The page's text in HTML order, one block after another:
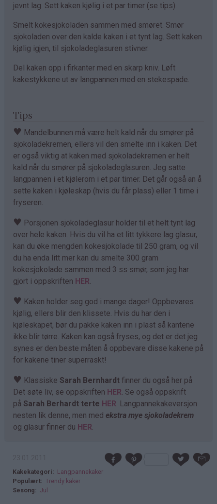
jevnt lag. Sett kaken kjølig i et par timer (se tips).
Smelt kokesjokoladen sammen med smøret. Smør
sjokoladen over den kalde kaken i et tynt lag. Sett kaken
kjølig igjen, til sjokoladeglasuren stivner.
Del kaken opp i firkanter med en skarp kniv. Løft
kakestykkene ut av langpannen med en stekespade.
Tips
♥ Mandelbunnen må være helt kald når du smører på
sjokoladekremen, ellers vil den smelte inn i kaken. Det
er også viktig at kaken med sjokoladekremen er helt
kald når du smører på sjokoladeglasuren. Jeg satte
langpannen i et kjølerom i et par timer. Det går også an å
sette kaken i kjøleskap (hvis du får plass) eller 1 time i
fryseren.
♥ Porsjonen sjokoladeglasur holder til et helt tynt lag
over hele kaken. Hvis du vil ha et litt tykkere lag glasur,
kan du øke mengden kokesjokolade til 250 gram, og vil
du ha enda litt mer kan du smelte 300 gram
kokesjokolade sammen med 3 ss smør, som jeg har
gjort i oppskriften HER
♥ Kaken holder seg god i mange dager! Oppbevares
kjølig, ellers blir den klissete. Hvis du har den i
kjøleskapet, bør du pakke kaken inn i plast så kantene
ikke blir tørre. Kaken kan også fryses, og det er det jeg
synes er den beste måten å oppbevare disse kakene på
for kakene tiner superraskt!
♥ Klassiske Sarah Bernhardt finner du også her på
Det søte liv, se oppskriften HER . Se også oppskrift
på Sarah Berhardt terte HER . Langpannekakeversjon
nesten lik denne, men med ekstra mye sjokoladekrem
og glasur finner du HER
Kakekategori
Langpannekaker
Populært
Trendy kaker
Sesong
Jul